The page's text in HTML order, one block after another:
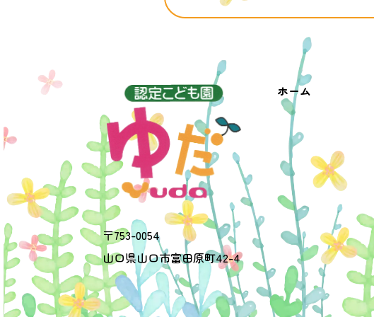
〒753-0054
山口県山口市富田原町42-4
ホーム